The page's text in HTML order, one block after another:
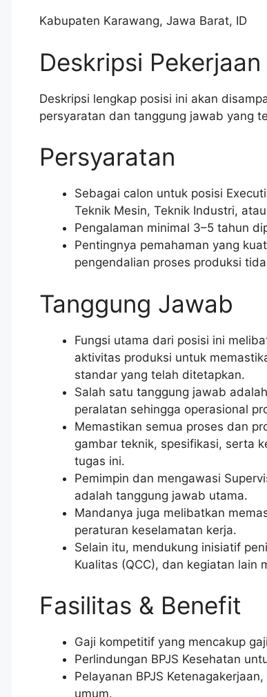
Kabupaten Karawang, Jawa Barat, ID
Deskripsi Pekerjaan
Deskripsi lengkap posisi ini akan
persyaratan dan tanggung jawab yang
Persyaratan
Sebagai calon untuk posisi
Teknik Mesin, Teknik Industri,
Pengalaman minimal 3–5 tahun
Pentingnya pemahaman yang
pengendalian proses produksi
Tanggung Jawab
Fungsi utama dari posisi ini
aktivitas produksi untuk
standar yang telah ditetapkan.
Salah satu tanggung jawab
peralatan sehingga operasional
Memastikan semua proses dan
gambar teknik, spesifikasi, serta
tugas ini.
Pemimpin dan mengawasi
adalah tanggung jawab utama.
Mandanya juga melibatkan
peraturan keselamatan kerja.
Selain itu, mendukung inisiatif
Kualitas (QCC), dan kegiatan lain
Fasilitas & Benefit
Gaji kompetitif yang mencakup
Perlindungan BPJS Kesehatan
Pelayanan BPJS
umum.